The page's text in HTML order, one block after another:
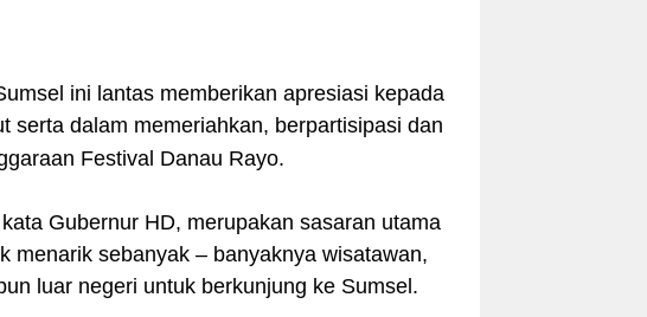
ini lantas memberikan apresiasi kepada
serta dalam memeriahkan, berpartisipasi dan
Festival Danau Rayo.
Gubernur HD, merupakan sasaran utama
menarik sebanyak – banyaknya wisatawan,
luar negeri untuk berkunjung ke Sumsel.